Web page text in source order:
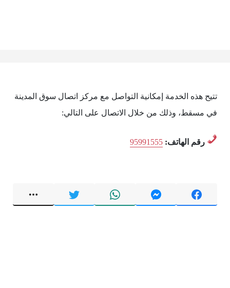
تتيح هذه الخدمة إمكانية التواصل مع مركز اتصال سوق المدينة
في مسقط، وذلك من خلال الاتصال على التالي:
رقم الهاتف: 95991555